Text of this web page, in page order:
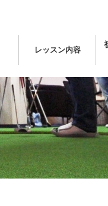
レッスン内容